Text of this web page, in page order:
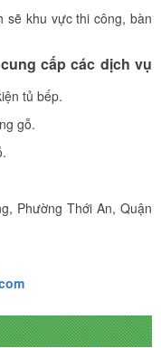
sẽ khu vực thi công, bàn
cấp các dịch vụ
tủ bếp.
gỗ.
Phường Thới An, Quận